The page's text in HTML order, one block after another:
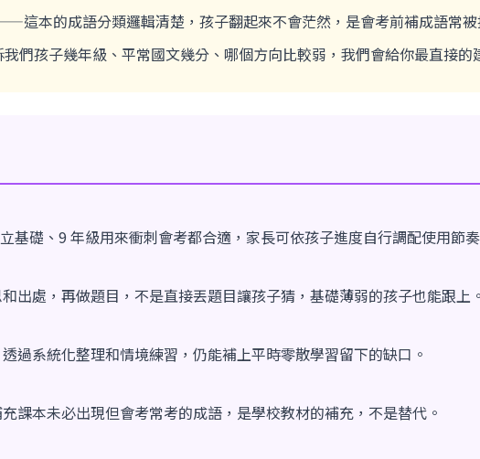
本的成語分類邏輯清楚，孩子翻起來不會茫然，是會考前補成語常被
們孩子幾年級、平常國文幾分、哪個方向比較弱，我們會給你最直接的
礎、9 年級用來衝刺會考都合適，家長可依孩子進度自行調配使用節奏
出處，再做題目，不是直接丟題目讓孩子猜，基礎薄弱的孩子也能跟上。
過系統化整理和情境練習，仍能補上平時零散學習留下的缺口。
課本未必出現但會考常考的成語，是學校教材的補充，不是替代。